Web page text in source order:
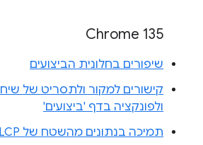
Chrome 135
שיפורים בחלונית הביצועים
קישורים למקור ולתסריט של
ולפונקציה בדף 'ביצועים'
תמיכה בנתונים מהשטח של LCP לפי שלב